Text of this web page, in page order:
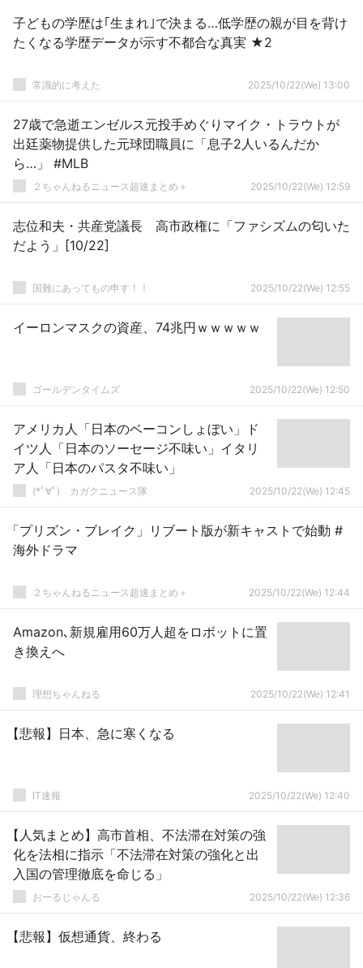
子どもの学歴は｢生まれ｣で決まる…低学歴の親が目を背け
たくなる学歴データが示す不都合な真実 ★2
常識的に考えた 2025/10/22(We) 13:00
27歳で急逝エンゼルス元投手めぐりマイク・トラウトが
出廷薬物提供した元球団職員に「息子2人いるんだか
ら…」 #MLB
２ちゃんねるニュース超速まとめ＋ 2025/10/22(We) 12:59
志位和夫・共産党議長 高市政権に「ファシズムの匂いた
だよう」[10/22]
国難にあってもの申す！！ 2025/10/22(We) 12:55
イーロンマスクの資産、74兆円ｗｗｗｗｗ
ゴールデンタイムズ 2025/10/22(We) 12:50
アメリカ人「日本のベーコンしょぼい」ド
イツ人「日本のソーセージ不味い」イタリ
ア人「日本のパスタ不味い」
(*ﾟ∀ﾟ)ゞカガクニュース隊 2025/10/22(We) 12:45
「プリズン・ブレイク」リブート版が新キャストで始動 #
海外ドラマ
２ちゃんねるニュース超速まとめ＋ 2025/10/22(We) 12:44
Amazon､新規雇用60万人超をロボットに置
き換えへ
理想ちゃんねる 2025/10/22(We) 12:41
【悲報】日本、急に寒くなる
IT速報 2025/10/22(We) 12:40
【人気まとめ】高市首相、不法滞在対策の強
化を法相に指示「不法滞在対策の強化と出
入国の管理徹底を命じる」
おーるじゃんる 2025/10/22(We) 12:36
【悲報】仮想通貨、終わる